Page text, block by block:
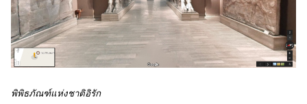
พิพิธภัณฑ์แห่งชาติอิรัก